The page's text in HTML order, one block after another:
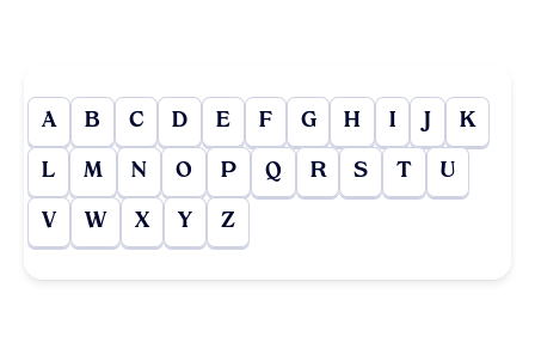
A B C D E F G H I J K
L M N O P Q R S T U
V W X Y Z